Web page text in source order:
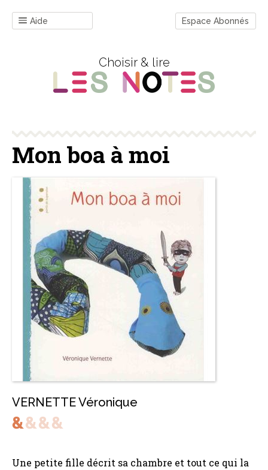
Aide Espace Abonnés
Choisir & lire
Mon boa à moi
VERNETTE Véronique
Une petite fille décrit sa chambre et tout ce qui la